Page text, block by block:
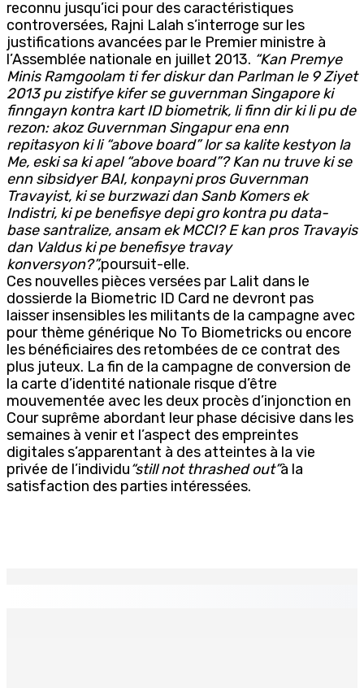
reconnu jusqu’ici pour des caractéristiques
controversées, Rajni Lalah s’interroge sur les
justifications avancées par le Premier ministre à
l’Assemblée nationale en juillet 2013. “Kan Premye
Minis Ramgoolam ti fer diskur dan Parlman le 9 Ziyet
2013 pu zistifye kifer se guvernman Singapore ki
finngayn kontra kart ID biometrik, li finn dir ki li pu de
rezon: akoz Guvernman Singapur ena enn
repitasyon ki li “above board” lor sa kalite kestyon la
Me, eski sa ki apel “above board”? Kan nu truve ki se
enn sibsidyer BAI, konpayni pros Guvernman
Travayist, ki se burzwazi dan Sanb Komers ek
Indistri, ki pe benefisye depi gro kontra pu data-
base santralize, ansam ek MCCI? E kan pros Travayis
dan Valdus ki pe benefisye travay
konversyon?”,poursuit-elle.
Ces nouvelles pièces versées par Lalit dans le
dossierde la Biometric ID Card ne devront pas
laisser insensibles les militants de la campagne avec
pour thème générique No To Biometricks ou encore
les bénéficiaires des retombées de ce contrat des
plus juteux. La fin de la campagne de conversion de
la carte d’identité nationale risque d’être
mouvementée avec les deux procès d’injonction en
Cour suprême abordant leur phase décisive dans les
semaines à venir et l’aspect des empreintes
digitales s’apparentant à des atteintes à la vie
privée de l’individu“still not thrashed out”à la
satisfaction des parties intéressées.